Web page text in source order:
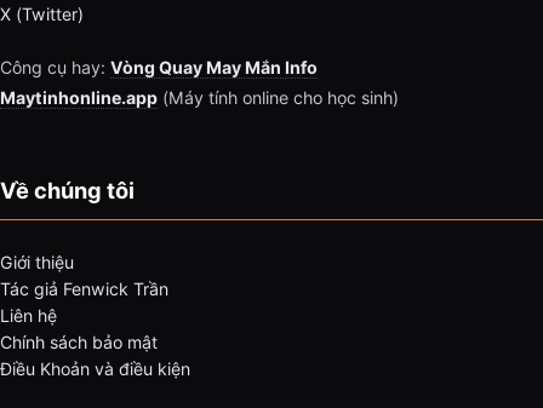
X (Twitter)
Công cụ hay: Vòng Quay May Mắn Info
Maytinhonline.app (Máy tính online cho học sinh)
Về chúng tôi
Giới thiệu
Tác giả Fenwick Trần
Liên hệ
Chính sách bảo mật
Điều Khoản và điều kiện